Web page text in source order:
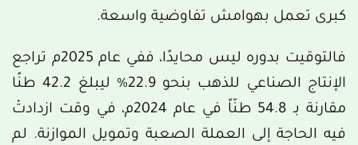
كبرى تعمل بهوامش تفاوضية واسعة.
فالتوقيت بدوره ليس محايدًا، ففي عام 2025م تراجع
الإنتاج الصناعي للذهب بنحو 22.9% ليبلغ 42.2 طنًا
مقارنة بـ 54.8 طنّاً في عام 2024م، في وقت ازدادتْ
فيه الحاجة إلى العملة الصعبة وتمويل الموازنة. لم